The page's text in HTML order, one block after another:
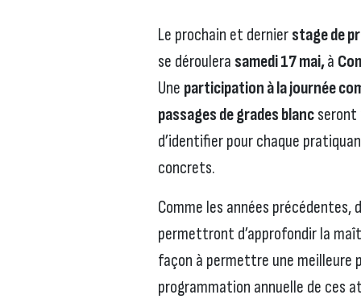
Le prochain et dernierstage de
se déroulera samedi 17 mai,à
Une participation à la journée
passages de grades blanc
d’identifier pour chaque
concrets.
Comme les années précédentes,
permettront d’approfondir la
façon à permettre une meilleure
programmation annuelle de ces